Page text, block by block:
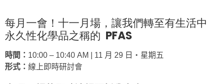
每月一會！十一月場， 讓我們轉至有生活中
永久性化學品之稱的 PFAS
時間： 10:00 – 10:40 AM | 11 月 29 日‧星期五
形式： 線上即時研討會